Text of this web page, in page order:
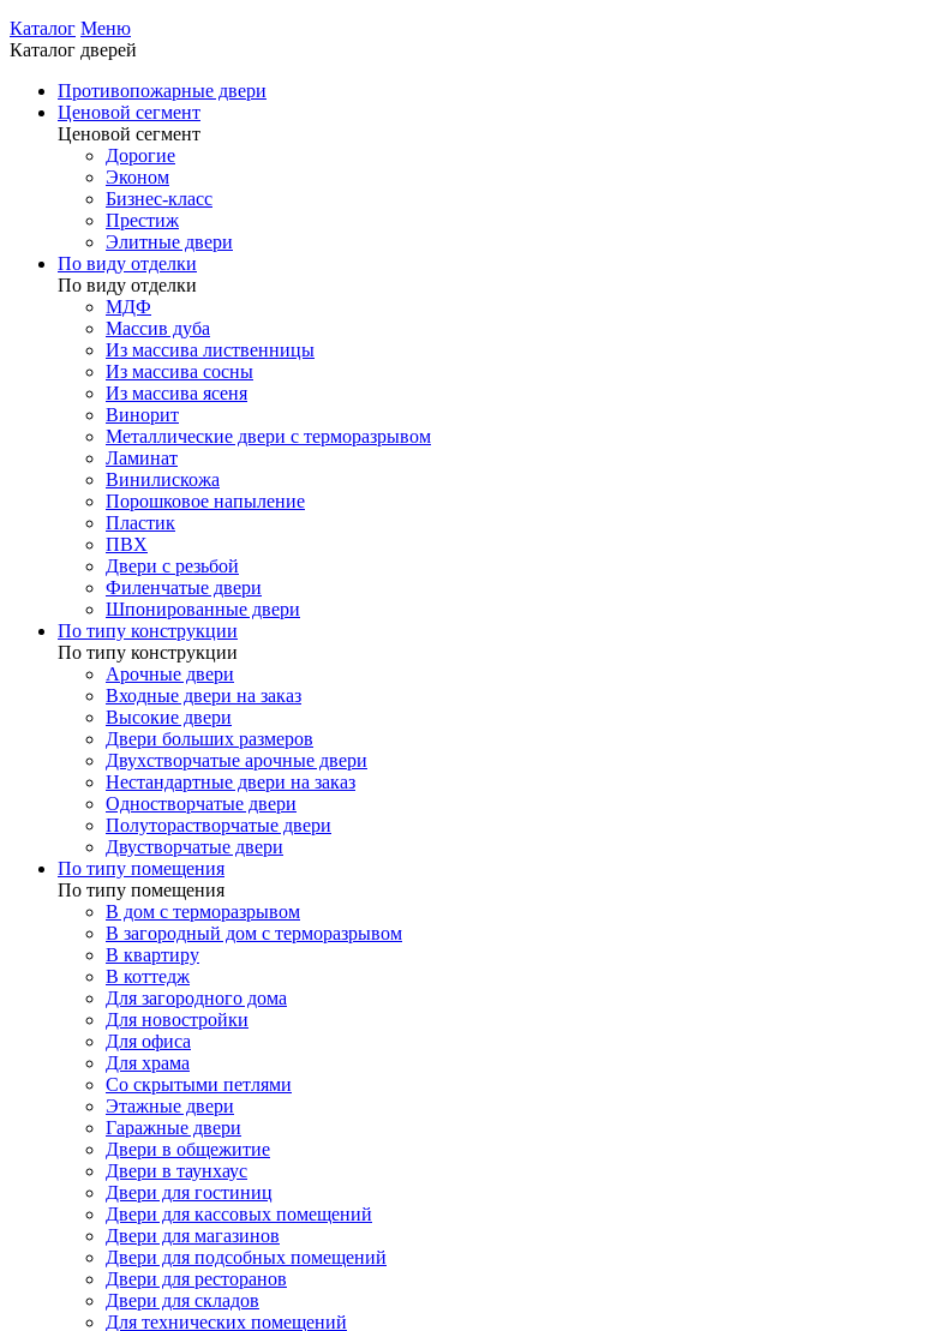
Каталог Меню
Каталог дверей
Противопожарные двери
Ценовой сегмент
Ценовой сегмент
Дорогие
Эконом
Бизнес-класс
Престиж
Элитные двери
По виду отделки
По виду отделки
МДФ
Массив дуба
Из массива лиственницы
Из массива сосны
Из массива ясеня
Винорит
Металлические двери с терморазрывом
Ламинат
Винилискожа
Порошковое напыление
Пластик
ПВХ
Двери с резьбой
Филенчатые двери
Шпонированные двери
По типу конструкции
По типу конструкции
Арочные двери
Входные двери на заказ
Высокие двери
Двери больших размеров
Двухстворчатые арочные двери
Нестандартные двери на заказ
Одностворчатые двери
Полуторастворчатые двери
Двустворчатые двери
По типу помещения
По типу помещения
В дом с терморазрывом
В загородный дом с терморазрывом
В квартиру
В коттедж
Для загородного дома
Для новостройки
Для офиса
Для храма
Со скрытыми петлями
Этажные двери
Гаражные двери
Двери в общежитие
Двери в таунхаус
Двери для гостиниц
Двери для кассовых помещений
Двери для магазинов
Двери для подсобных помещений
Двери для ресторанов
Двери для складов
Для технических помещений